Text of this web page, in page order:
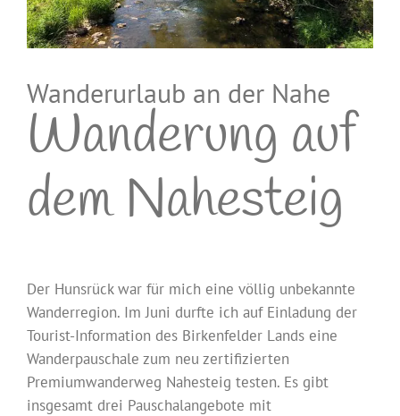
Wanderurlaub an der Nahe
Wanderung auf
dem Nahesteig
Der Hunsrück war für mich eine völlig unbekannte
Wanderregion. Im Juni durfte ich auf Einladung der
Tourist-Information des Birkenfelder Lands eine
Wanderpauschale zum neu zertifizierten
Premiumwanderweg Nahesteig testen. Es gibt
insgesamt drei Pauschalangebote mit